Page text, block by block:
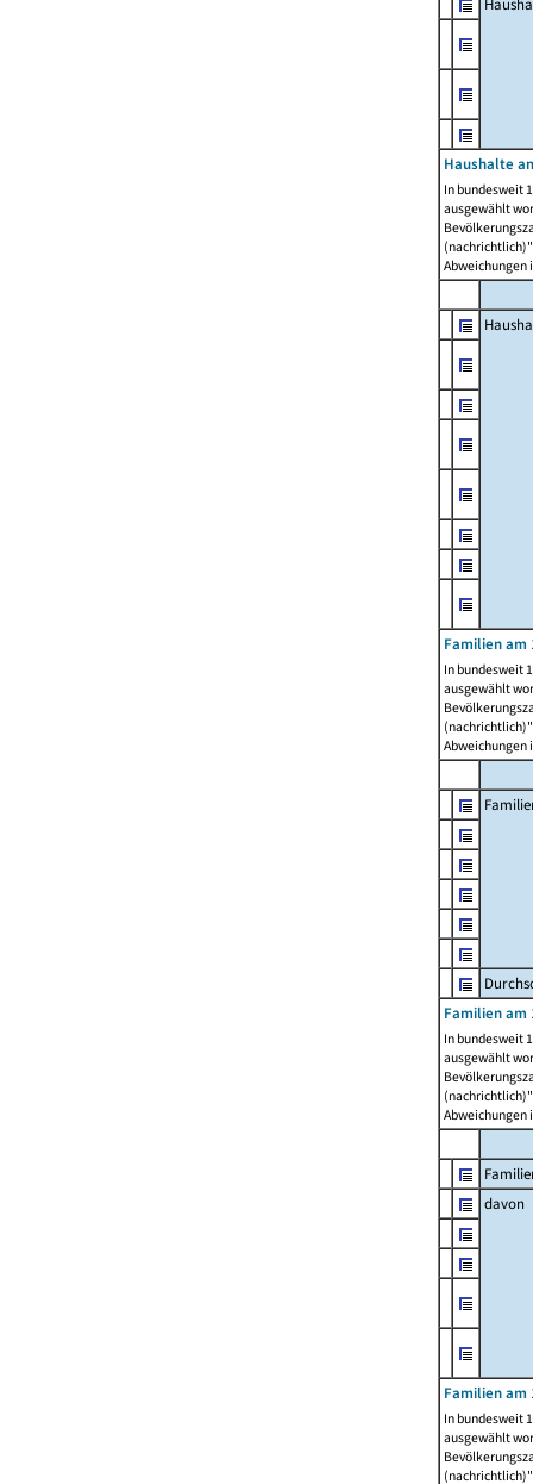
Haushalte
In bundesweit
ausgewählt
Abweichungen
Familien am
In bundesweit
ausgewählt
Abweichungen
Familien am
In bundesweit
ausgewählt
Abweichungen
davon
Familien am
In bundesweit
ausgewählt